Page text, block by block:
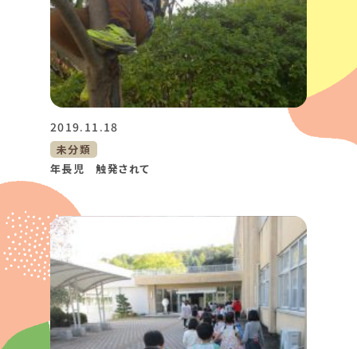
2019.11.18
未分類
年長児 触発されて